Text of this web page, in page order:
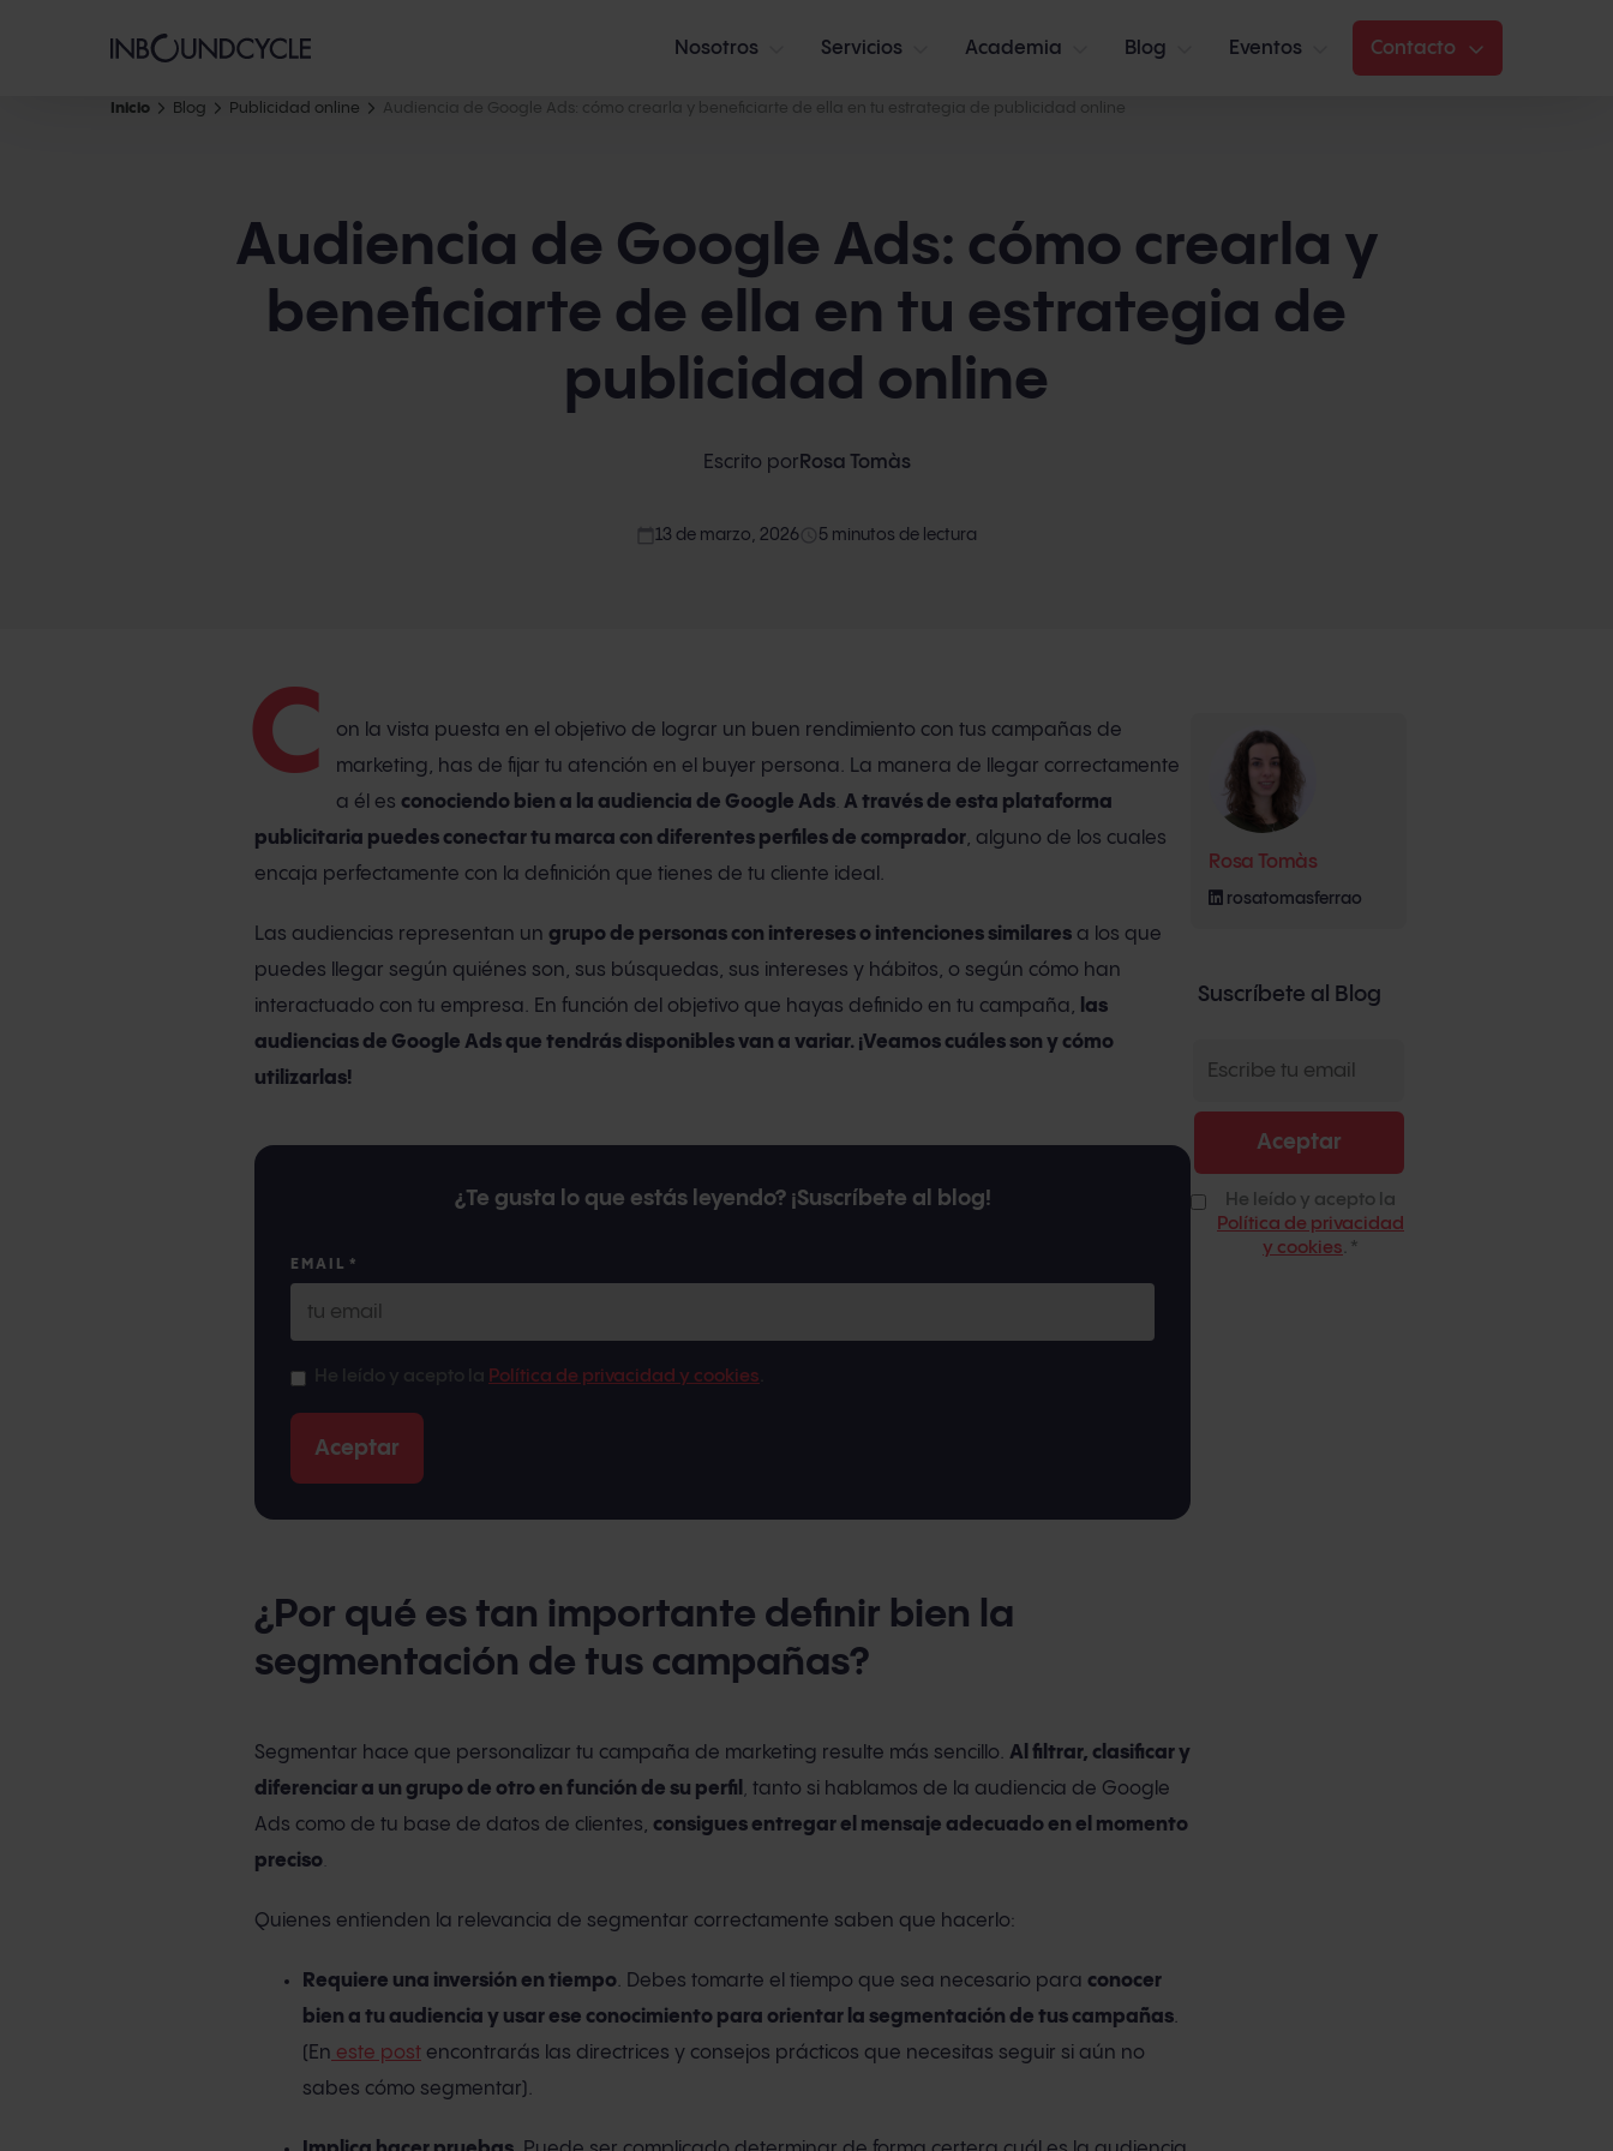
Nosotros Servicios Academia Blog Eventos Contacto
Inicio Blog Publicidad online Audiencia de Google Ads: cómo crearla y beneficiarte de ella en tu estrategia de publicidad online
Audiencia de Google Ads: cómo crearla y
beneficiarte de ella en tu estrategia de
publicidad online
Escrito por Rosa Tomàs
5 minutos de lectura
13 de marzo, 2026
C
on la vista puesta en el objetivo de lograr un buen rendimiento con tus campañas de
marketing, has de fijar tu atención en el buyer persona. La manera de llegar correctamente
a él es conociendo bien a la audiencia de Google Ads. A través de esta plataforma
publicitaria puedes conectar tu marca con diferentes perfiles de comprador, alguno de los cuales
encaja perfectamente con la definición que tienes de tu cliente ideal.
Las audiencias representan un grupo de personas con intereses o intenciones similares a los que
puedes llegar según quiénes son, sus búsquedas, sus intereses y hábitos, o según cómo han
interactuado con tu empresa. En función del objetivo que hayas definido en tu campaña, las
audiencias de Google Ads que tendrás disponibles van a variar. ¡Veamos cuáles son y cómo
utilizarlas!
¿Te gusta lo que estás leyendo? ¡Suscríbete al blog!
EMAIL *
Política de privacidad y cookies
¿Por qué es tan importante definir bien la
segmentación de tus campañas?
Segmentar hace que personalizar tu campaña de marketing resulte más sencillo. Al filtrar, clasificar y
diferenciar a un grupo de otro en función de su perfil , tanto si hablamos de la audiencia de Google
Ads como de tu base de datos de clientes, consigues entregar el mensaje adecuado en el momento
preciso.
Quienes entienden la relevancia de segmentar correctamente saben que hacerlo:
Requiere una inversión en tiempo. Debes tomarte el tiempo que sea necesario para conocer
bien a tu audiencia y usar ese conocimiento para orientar la segmentación de tus campañas.
(En este post encontrarás las directrices y consejos prácticos que necesitas seguir si aún no
sabes cómo segmentar).
Rosa Tomàs
rosatomasferrao
Suscríbete al Blog
He leído y acepto la
Política de privacidad
y cookies *